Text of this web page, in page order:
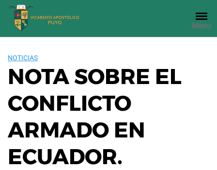
Saltar
contenido
Menu
NOTICIAS
NOTA SOBRE EL
CONFLICTO
ARMADO EN
ECUADOR.